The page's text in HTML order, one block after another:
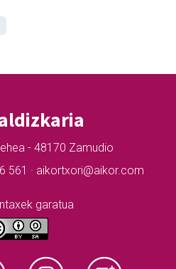
- 48170 Zamudio
561 · aikortxori@aikor.com
garatua